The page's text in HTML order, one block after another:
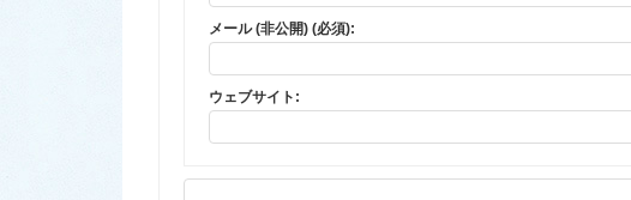
メール (非公開) (必須):
ウェブサイト: